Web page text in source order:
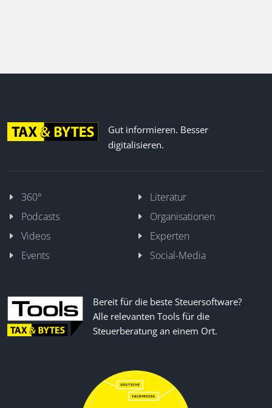
Gut informieren. Besser
digitalisieren.
360°
Literatur
Podcasts
Organisationen
Videos
Experten
Events
Social-Media
Bereit für die beste Steuersoftware?
Alle relevanten Tools für die
Steuerberatung an einem Ort.